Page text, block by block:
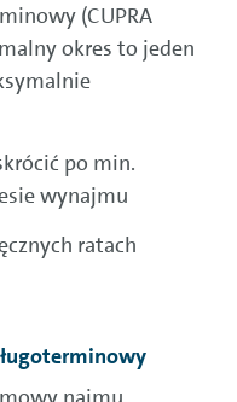
(CUPRA
okres to jeden
po min.
wynajmu
ratach